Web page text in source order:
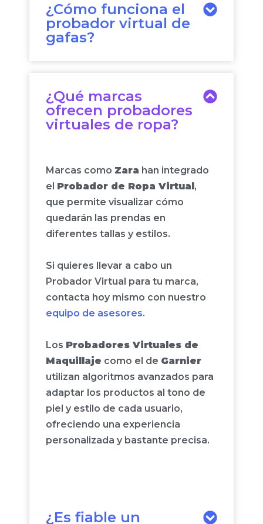
¿Cómo funciona el
probador virtual de
gafas?
¿Qué marcas
ofrecen probadores
virtuales de ropa?
Marcas como Zara han integrado
el Probador de Ropa Virtual,
que permite visualizar cómo
quedarán las prendas en
diferentes tallas y estilos.
Si quieres llevar a cabo un
Probador Virtual para tu marca,
contacta hoy mismo con nuestro
equipo de asesores.
Los Probadores Virtuales de
Maquillaje como el de Garnier
utilizan algoritmos avanzados para
adaptar los productos al tono de
piel y estilo de cada usuario,
ofreciendo una experiencia
personalizada y bastante precisa.
¿Es fiable un